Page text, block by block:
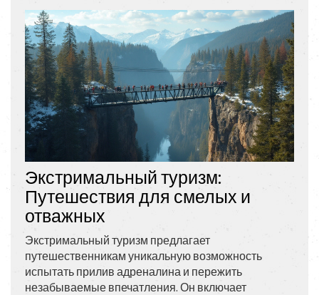
Экстримальный туризм:
Путешествия для смелых и
отважных
Экстримальный туризм предлагает
путешественникам уникальную возможность
испытать прилив адреналина и пережить
незабываемые впечатления. Он включает